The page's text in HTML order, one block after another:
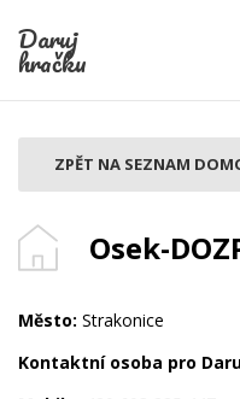
Daruj
hračku
Osek-
ZPĚT NA SEZNAM
Město: Strakonice
Kontaktní osoba pro